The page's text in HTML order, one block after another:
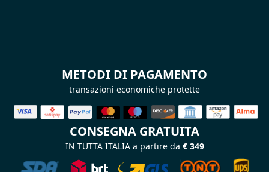
METODI DI PAGAMENTO
transazioni economiche protette
CONSEGNA GRATUITA
IN TUTTA ITALIA a partire da € 349